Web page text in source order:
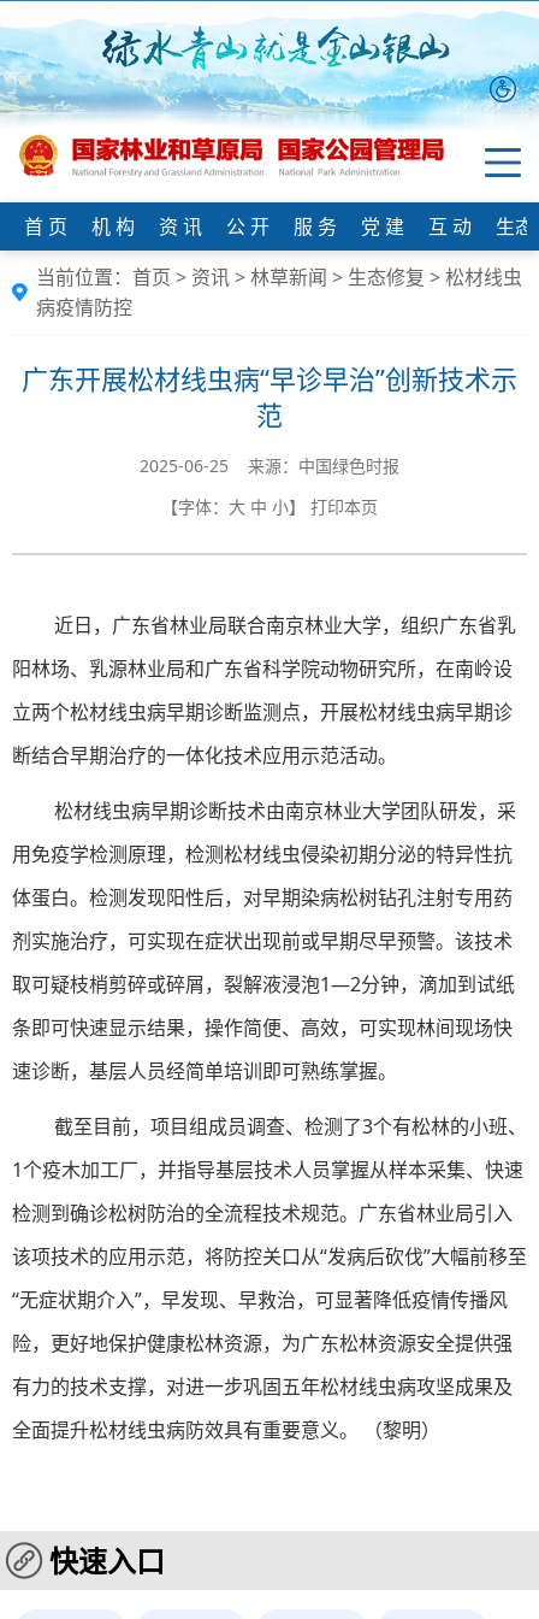
首 页 机 构 资 讯 公 开 服 务 党 建 互 动
生
当前位置： 首页 > 资讯>林草新闻 > 生态修复 >松材线虫
病疫情防控
广东开展松材线虫病“早诊早治”创新技术示
范
2025-06-25 来源：中国绿色时报
【字体： 大 中 小】 打印本页
近日，广东省林业局联合南京林业大学，组织广东省乳
阳林场、乳源林业局和广东省科学院动物研究所，在南岭设
立两个松材线虫病早期诊断监测点，开展松材线虫病早期诊
断结合早期治疗的一体化技术应用示范活动。
松材线虫病早期诊断技术由南京林业大学团队研发，采
用免疫学检测原理，检测松材线虫侵染初期分泌的特异性抗
体蛋白。检测发现阳性后，对早期染病松树钻孔注射专用药
剂实施治疗，可实现在症状出现前或早期尽早预警。该技术
取可疑枝梢剪碎或碎屑，裂解液浸泡1—2分钟，滴加到试纸
条即可快速显示结果，操作简便、高效，可实现林间现场快
速诊断，基层人员经简单培训即可熟练掌握。
截至目前，项目组成员调查、检测了3个有松林的小班、
1个疫木加工厂，并指导基层技术人员掌握从样本采集、快速
检测到确诊松树防治的全流程技术规范。广东省林业局引入
该项技术的应用示范，将防控关口从“发病后砍伐”大幅前移至
“无症状期介入”，早发现、早救治，可显著降低疫情传播风
险，更好地保护健康松林资源，为广东松林资源安全提供强
有力的技术支撑，对进一步巩固五年松材线虫病攻坚成果及
全面提升松材线虫病防效具有重要意义。 （黎明）
快速入口